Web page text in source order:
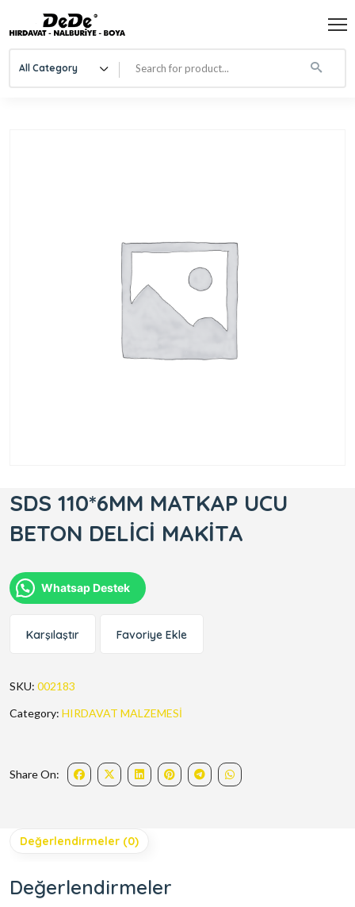
All Category
SDS 110*6MM MATKAP UCU
BETON DELİCİ MAKİTA
Whatsap Destek
Karşılaştır Favoriye Ekle
SKU: 002183
Category: HIRDAVAT MALZEMESİ
Share On:
Değerlendirmeler (0)
Değerlendirmeler